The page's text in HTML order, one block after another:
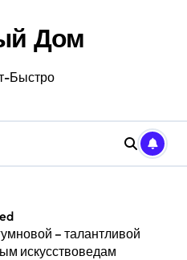
Дом
Быстро
– талантливой
искусствоведам